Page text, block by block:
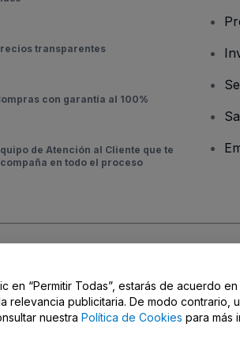
transparentes
con garantía al 100%
de Atención al Cliente que te
en todo el proceso
mi información personal ni tus opciones de
en “Permitir Todas”, estarás de acuerdo
relevancia publicitaria. De modo contrario,
nuestra Política de Cookies para más